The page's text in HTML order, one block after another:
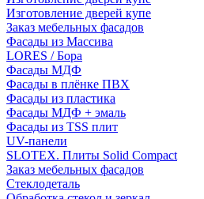
Изготовление дверей купе
Заказ мебельных фасадов
Фасады из Массива
LORES / Бора
Фасады МДФ
Фасады в плёнке ПВХ
Фасады из пластика
Фасады МДФ + эмаль
Фасады из TSS плит
UV-панели
SLOTEX. Плиты Solid Compact
Заказ мебельных фасадов
Стеклодеталь